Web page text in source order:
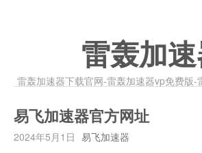
雷轰加
雷轰加速器下载官网-雷轰加速器vp免费版-
易飞加速器官方网址
2024年5月1日 易飞加速器